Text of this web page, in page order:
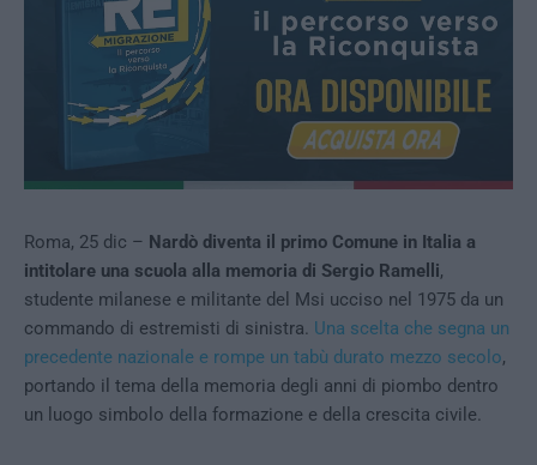
Roma, 25 dic – Nardò diventa il primo Comune in Italia a
intitolare una scuola alla memoria di Sergio Ramelli,
studente milanese e militante del Msi ucciso nel 1975 da un
commando di estremisti di sinistra. Una scelta che segna un
precedente nazionale e rompe un tabù durato mezzo secolo,
portando il tema della memoria degli anni di piombo dentro
un luogo simbolo della formazione e della crescita civile.